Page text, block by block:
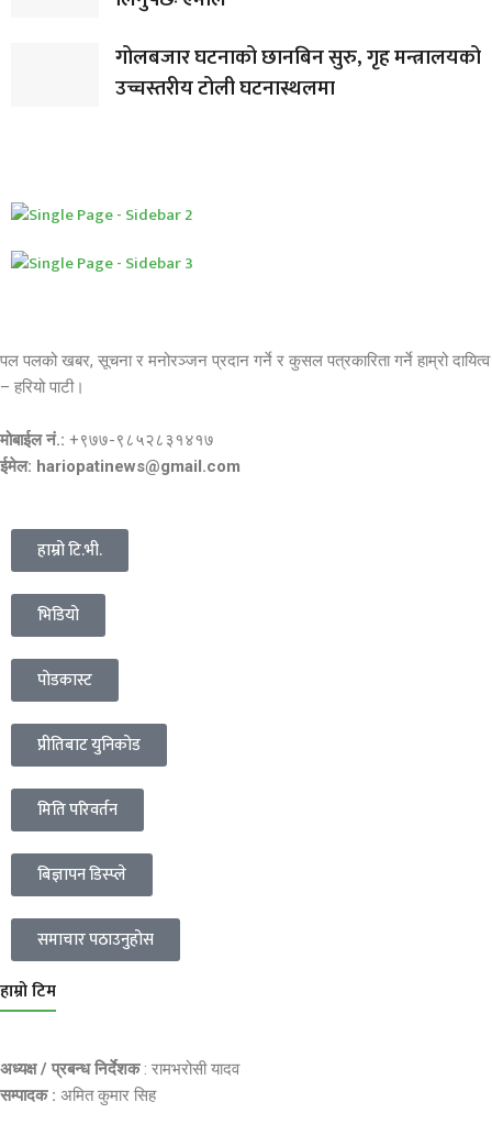
गोलबजार घटनाको छानबिन सुरु, गृह मन्त्रालयको
उच्चस्तरीय टोली घटनास्थलमा
पल पलको खबर, सूचना र मनोरञ्जन प्रदान गर्ने र कुसल पत्रकारिता गर्ने हाम्रो दायित्व
– हरियो पाटी।
मोबाईल नं.: +९७७-९८५२८३१४१७
ईमेल: hariopatinews@gmail.com
हाम्रो टि.भी.
भिडियो
पोडकास्ट
प्रीतिबाट युनिकोड
मिति परिवर्तन
बिज्ञापन डिस्प्ले
समाचार पठाउनुहोस
हाम्रो टिम
अध्यक्ष / प्रबन्ध निर्देशक: रामभरोसी यादव
सम्पादक : अमित कुमार सिह